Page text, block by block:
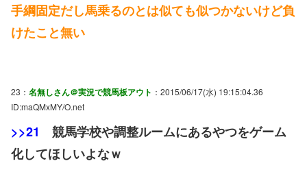
手綱固定だし馬乗るのとは似ても似つかないけど負
けたこと無い
23： 名無しさん＠実況で競馬板アウト ：2015/06/17(水) 19:15:04.36
ID:maQMxMY/O.net
>>21
競馬学校や調整ルームにあるやつをゲーム
化してほしいよなｗ